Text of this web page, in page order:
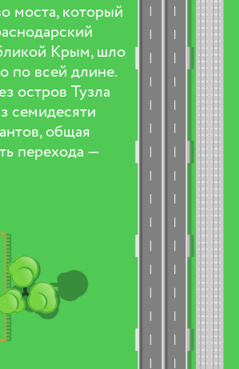
моста, который
Крым, шло
по всей длине.
остров Тузла
семидесяти
общая
перехода —